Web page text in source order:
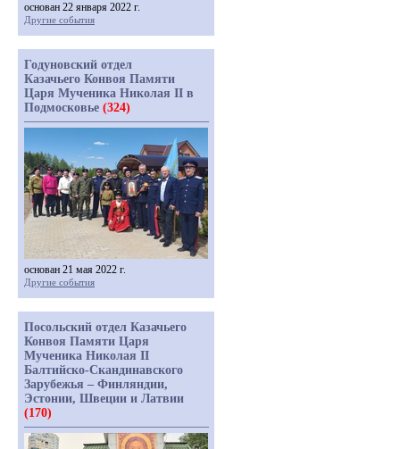
основан 22 января 2022 г.
Другие события
Годуновский отдел
Казачьего Конвоя Памяти
Царя Мученика Николая II в
Подмосковье (324)
основан 21 мая 2022 г.
Другие события
Посольский отдел Казачьего
Конвоя Памяти Царя
Мученика Николая II
Балтийско-Скандинавского
Зарубежья – Финляндии,
Эстонии, Швеции и Латвии
(170)